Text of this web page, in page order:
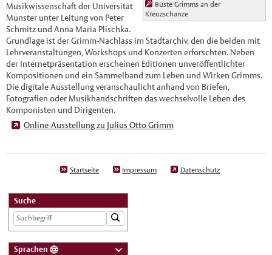
Büste Grimms an der
Kreuzschanze
Musikwissenschaft der Universität
Münster unter Leitung von Peter
Schmitz und Anna Maria Plischka.
Grundlage ist der Grimm-Nachlass im Stadtarchiv, den die beiden mit
Lehrveranstaltungen, Workshops und Konzerten erforschten. Neben
der Internetpräsentation erscheinen Editionen unveröffentlichter
Kompositionen und ein Sammelband zum Leben und Wirken Grimms.
Die digitale Ausstellung veranschaulicht anhand von Briefen,
Fotografien oder Musikhandschriften das wechselvolle Leben des
Komponisten und Dirigenten.
Online-Ausstellung zu Julius Otto Grimm
Startseite Impressum Datenschutz
Suche
Sprachen